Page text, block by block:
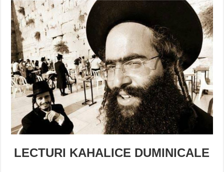
LECTURI KAHALICE DUMINICALE